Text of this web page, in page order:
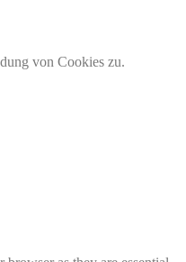
von Cookies zu.